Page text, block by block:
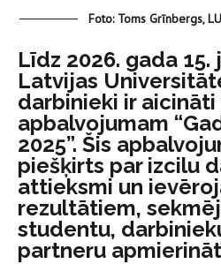
Foto: Toms Grīnbergs, LU
Līdz 2026. gada 15.
Latvijas
darbinieki ir
apbalvojumam
2025”. Šis
piešķirts par izcilu
attieksmi un
rezultātiem,
studentu,
partneru